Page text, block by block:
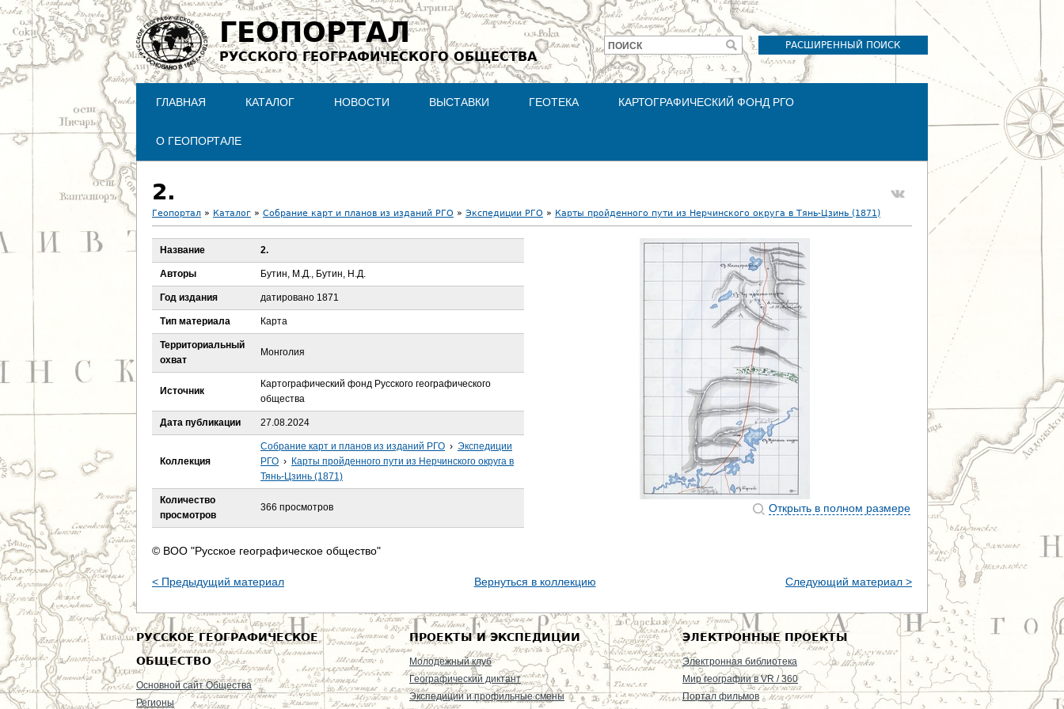
Jump to navigation
ГЕОПОРТАЛ
РУССКОГО ГЕОГРАФИЧЕСКОГО ОБЩЕСТВА
РАСШИРЕННЫЙ ПОИСК
Форма
поиска
ПОИСК
ГЛАВНАЯ КАТАЛОГ НОВОСТИ ВЫСТАВКИ ГЕОТЕКА КАРТОГРАФИЧЕСКИЙ ФОНД РГО
О ГЕОПОРТАЛЕ
2.
В
ы
д
е
с
ь
Геопортал » Каталог » Собрание карт и планов из изданий РГО » Экспедиции РГО » Карты пройденного пути из Нерчинского округа в Тянь-Цзинь (1871)
Открыть в полном размере
Название 2.
Авторы Бутин, М.Д., Бутин, Н.Д.
Год издания датировано 1871
Тип материала Карта
Территориальный
охват
Монголия
Источник
Картографический фонд Русского географического
общества
Дата публикации 27.08.2024
Коллекция
Собрание карт и планов из изданий РГО › Экспедиции
РГО › Карты пройденного пути из Нерчинского округа в
Тянь-Цзинь (1871)
Количество
просмотров
366 просмотров
© ВОО "Русское географическое общество"
< Предыдущий материал Вернуться в коллекцию Следующий материал >
РУССКОЕ ГЕОГРАФИЧЕСКОЕ
ОБЩЕСТВО
Основной сайт Общества
Регионы
ПРОЕКТЫ И ЭКСПЕДИЦИИ
Молодежный клуб
Географический диктант
Экспедиции и профильные смены
ЭЛЕКТРОННЫЕ ПРОЕКТЫ
Электронная библиотека
Мир географии в VR / 360
Портал фильмов